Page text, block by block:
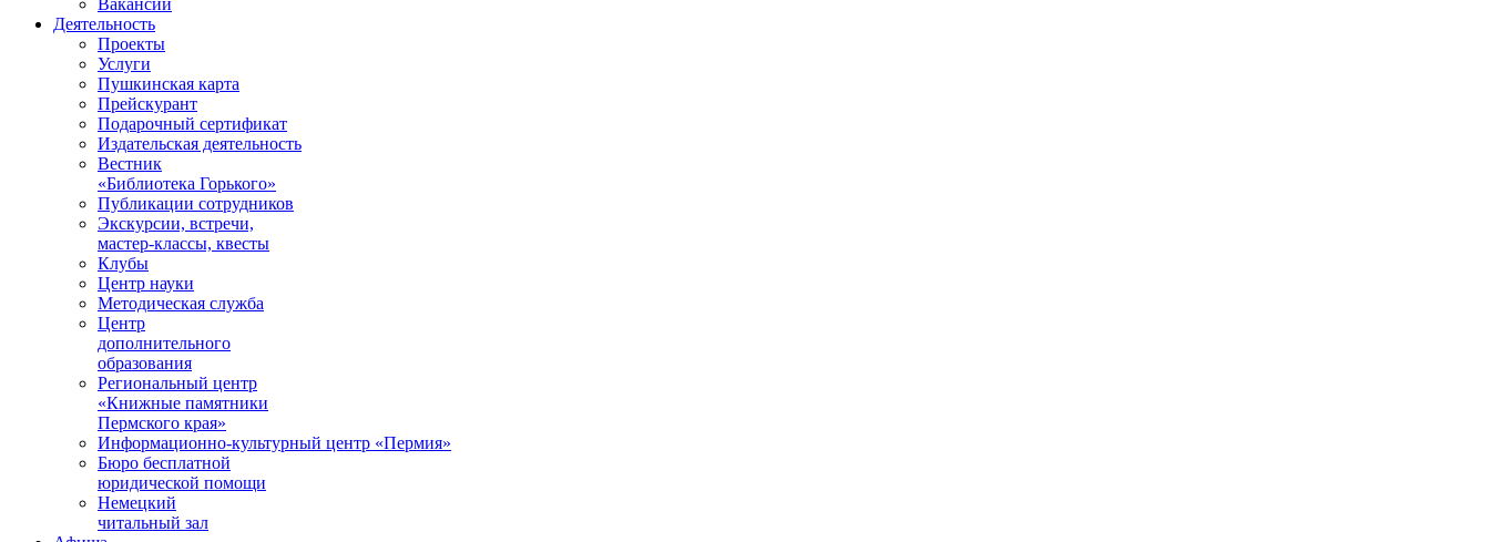
Вакансии
Деятельность
Проекты
Услуги
Пушкинская карта
Прейскурант
Подарочный сертификат
Издательская деятельность
Вестник
«Библиотека Горького»
Публикации сотрудников
Экскурсии, встречи,
мастер-классы, квесты
Клубы
Центр науки
Методическая служба
Центр
дополнительного
образования
Региональный центр
«Книжные памятники
Пермского края»
Информационно-культурный центр «Пермия»
Бюро бесплатной
юридической помощи
Немецкий
читальный зал